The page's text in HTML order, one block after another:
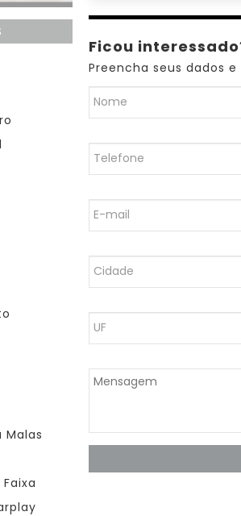
Ficou
Preencha seus dados